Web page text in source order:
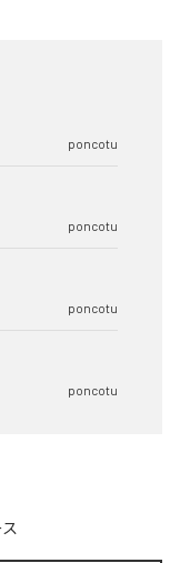
poncotu
poncotu
poncotu
poncotu